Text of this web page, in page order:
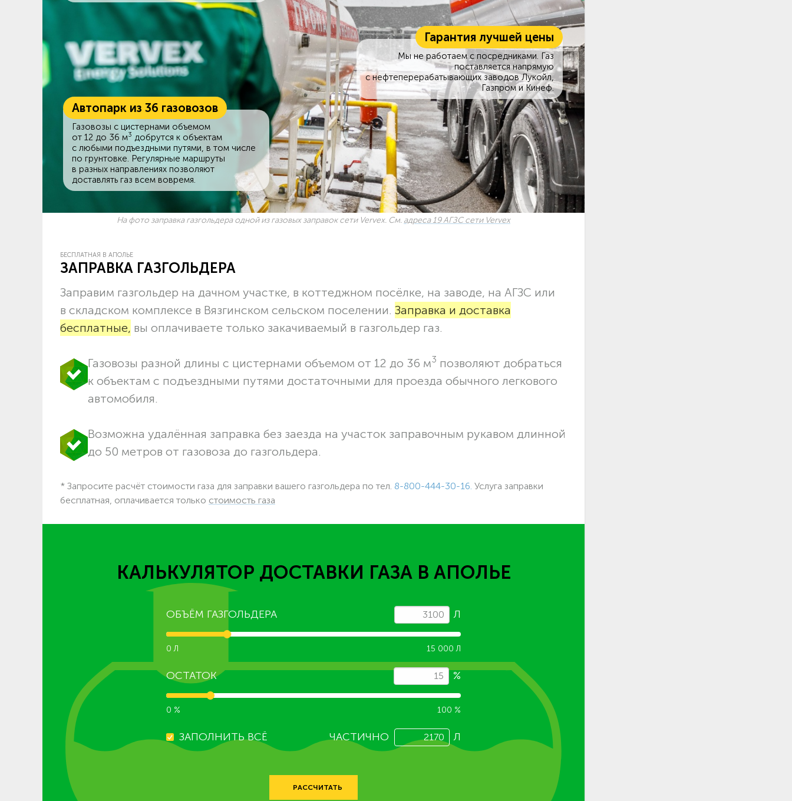
Гарантия лучшей цены
Мы не работаем с посредниками. Газ
поставляется напрямую
с нефтеперерабатывающих заводов Лукойл,
Газпром и Кинеф.
Автопарк из 36 газовозов
Газовозы с цистернами объемом
от 12 до 36 м3 добрутся к объектам
c любыми подъездными путями, в том числе
по грунтовке. Регулярные маршруты
в разных направлениях позволяют
доставлять газ всем вовремя.
На фото заправка газгольдера одной из газовых заправок сети Vervex. См. адреса 19 АГЗС сети Vervex
БЕСПЛАТНАЯ В АПОЛЬЕ
ЗАПРАВКА ГАЗГОЛЬДЕРА
Заправим газгольдер на дачном участке, в коттеджном посёлке, на заводе, на АГЗС или
в складском комплексе в Вязгинском сельском поселении. Заправка и доставка
бесплатные, вы оплачиваете только закачиваемый в газгольдер газ.
Газовозы разной длины с цистернами объемом от 12 до 36 м3 позволяют добраться
к объектам c подъездными путями достаточными для проезда обычного легкового
автомобиля.
Возможна удалённая заправка без заезда на участок заправочным рукавом длинной
до 50 метров от газовоза до газгольдера.
* Запросите расчёт стоимости газа для заправки вашего газгольдера по тел. 8-800-444-30-16. Услуга заправки
бесплатная, оплачивается только стоимость газа
КАЛЬКУЛЯТОР ДОСТАВКИ ГАЗА В АПОЛЬЕ
ОБЪЁМ ГАЗГОЛЬДЕРА Л
0 Л 15 000 Л
ОСТАТОК %
0 % 100 %
ЗАПОЛНИТЬ ВСЁ ЧАСТИЧНО Л
РАССЧИТАТЬ